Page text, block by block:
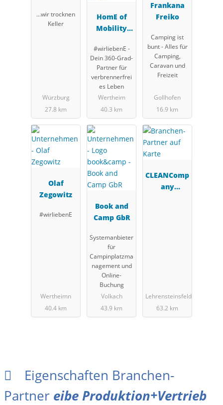
...wir trocknen
Keller
Würzburg
27.8 km
HomE of
Mobility
#wirliebenE -
Dein 360-Grad-
Partner für
verbrennerfrei
es Leben
Wertheim
40.3 km
Frankana
Freiko
Camping ist
bunt - Alles für
Camping,
Caravan und
Freizeit
Gollhofen
16.9 km
Olaf
Zegowitz
#wirliebenE
Wertheimn
40.4 km
Book and
Camp GbR
Systemanbieter
für
Campinplatzma
nagement und
Online-
Buchung
Volkach
43.9 km
CLEANComp
any
Lehrensteinsfeld
63.2 km
Eigenschaften Branchen-
Partner eibe Produktion+Vertrieb